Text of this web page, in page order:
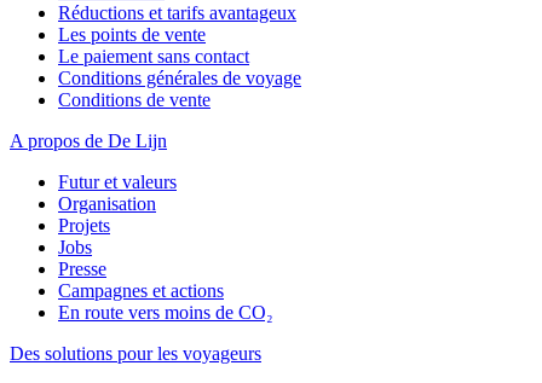
Réductions et tarifs avantageux
Les points de vente
Le paiement sans contact
Conditions générales de voyage
Conditions de vente
A propos de De Lijn
Futur et valeurs
Organisation
Projets
Jobs
Presse
Campagnes et actions
En route vers moins de CO₂
Des solutions pour les voyageurs